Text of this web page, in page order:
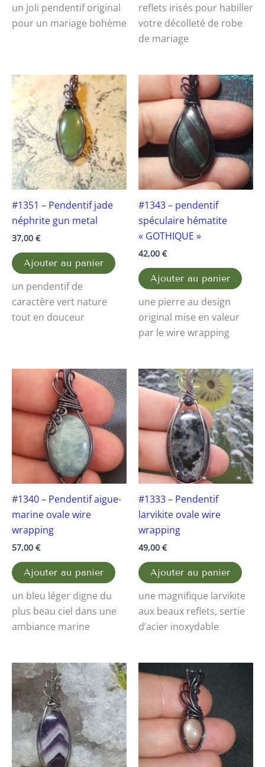
un joli pendentif original
pour un mariage bohème
reflets irisés pour habiller
votre décolleté de robe
de mariage
#1351 – Pendentif jade
néphrite gun metal
37,00 €
Ajouter au panier
un pendentif de
caractère vert nature
tout en douceur
#1343 – pendentif
spéculaire hématite
« GOTHIQUE »
42,00 €
Ajouter au panier
une pierre au design
original mise en valeur
par le wire wrapping
#1340 – Pendentif aigue-
marine ovale wire
wrapping
57,00 €
Ajouter au panier
un bleu léger digne du
plus beau ciel dans une
ambiance marine
#1333 – Pendentif
larvikite ovale wire
wrapping
49,00 €
Ajouter au panier
une magnifique larvikite
aux beaux reflets, sertie
d’acier inoxydable